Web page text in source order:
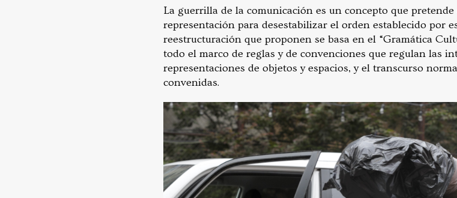
La guerrilla de la comunicación es un concepto que
representación para desestabilizar el orden establecido por
reestructuración que proponen se basa en el “Gramática
todo el marco de reglas y de convenciones que regulan las
representaciones de objetos y espacios, y el transcurso
convenidas.